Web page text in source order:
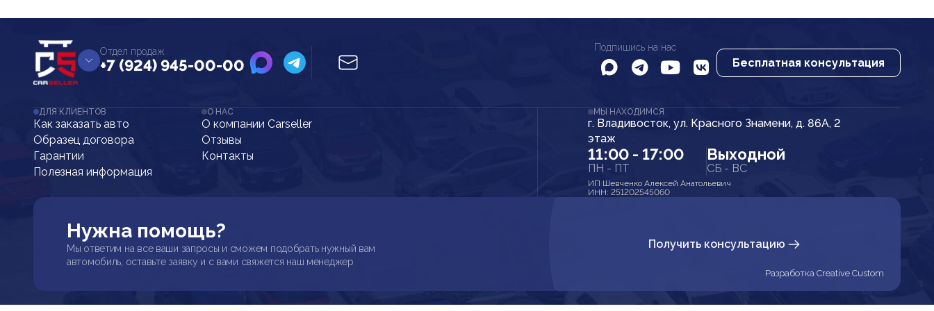
Отдел продаж
+7 (924) 945-00-00
Подпишись на нас
Бесплатная консультация
ДЛЯ КЛИЕНТОВ
Как заказать авто
Образец договора
Гарантии
Полезная информация
О НАС
О компании Carseller
Отзывы
Контакты
МЫ НАХОДИМСЯ
г. Владивосток, ул. Красного Знамени, д. 86А, 2
этаж
11:00 - 17:00
ПН - ПТ
Выходной
СБ - ВС
ИП Шевченко Алексей Анатольевич
ИНН: 251202545060
Нужна помощь?
Мы ответим на все ваши запросы и сможем подобрать нужный вам
автомобиль, оставьте заявку и с вами свяжется наш менеджер
Получить консультацию
Разработка Creative Custom